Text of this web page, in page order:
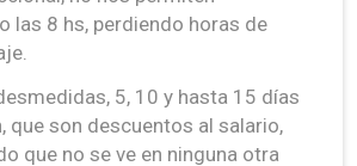
las 8 hs, perdiendo horas de
5, 10 y hasta 15 días
que son descuentos al salario,
que no se ve en ninguna otra